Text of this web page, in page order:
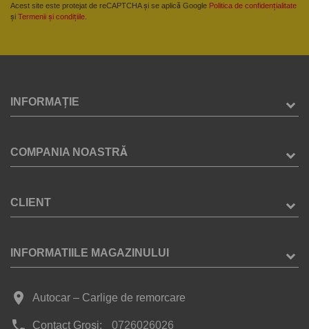
Acest site este protejat de reCAPTCHA și se aplică Google Politica de confidențialitate
și Termenii și condițiile
INFORMAȚIE
COMPANIA NOASTRĂ
CLIENT
INFORMATIILE MAGAZINULUI
place Autocar – Carlige de remorcare
phone Contact Groși: 0726026026